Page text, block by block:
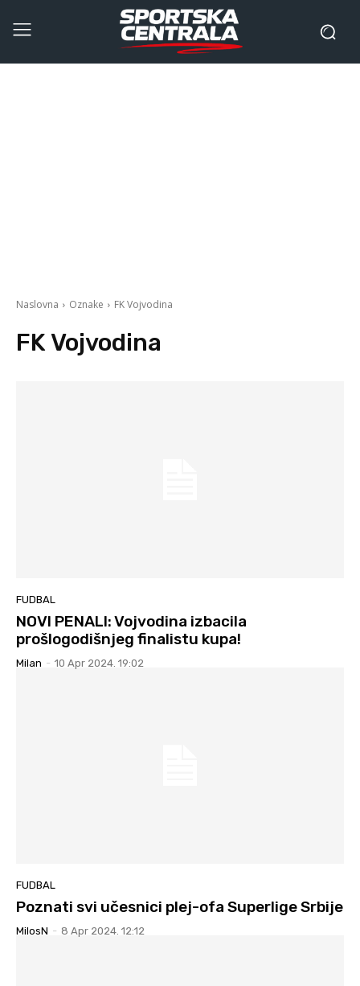
Naslovna Oznake FK Vojvodina
FK Vojvodina
FUDBAL
NOVI PENALI: Vojvodina izbacila
prošlogodišnjeg finalistu kupa!
Milan - 10 Apr 2024. 19:02
FUDBAL
Poznati svi učesnici plej-ofa Superlige Srbije
MilosN - 8 Apr 2024. 12:12